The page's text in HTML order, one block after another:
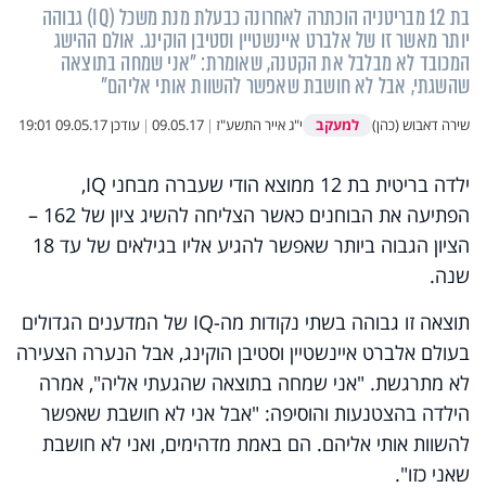
בת 12 מבריטניה הוכתרה לאחרונה כבעלת מנת משכל (IQ) גבוהה
יותר מאשר זו של אלברט איינשטיין וסטיבן הוקינג. אולם ההישג
המכובד לא מבלבל את הקטנה, שאומרת: "אני שמחה בתוצאה
שהשגתי, אבל לא חושבת שאפשר להשוות אותי אליהם"
שירה דאבוש (כהן) למעקב י"ג אייר התשע"ז |
09.05.17
| עודכן09.05.17 19:01
ילדה בריטית בת 12 ממוצא הודי שעברה מבחני IQ
,
הפתיעה את הבוחנים כאשר הצליחה להשיג ציון של 162 –
הציון הגבוה ביותר שאפשר להגיע אליו בגילאים של עד 18
שנה.
תוצאה זו גבוהה בשתי נקודות מה-IQ של המדענים הגדולים
בעולם אלברט איינשטיין וסטיבן הוקינג, אבל הנערה הצעירה
לא מתרגשת. "אני שמחה בתוצאה שהגעתי אליה", אמרה
הילדה בהצטנעות והוסיפה: "אבל אני לא חושבת שאפשר
להשוות אותי אליהם. הם באמת מדהימים, ואני לא חושבת
שאני כזו".